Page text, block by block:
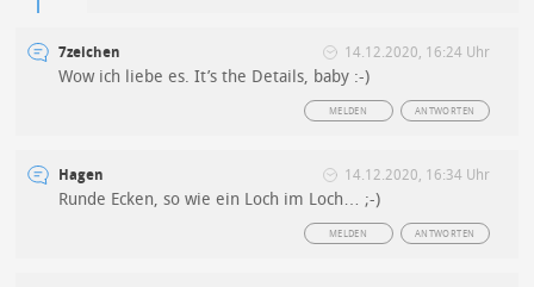
7zeichen 14.12.2020, 16:24 Uhr
Wow ich liebe es. It’s the Details, baby :-)
ANTWORTEN
MELDEN
Hagen 14.12.2020, 16:34 Uhr
Runde Ecken, so wie ein Loch im Loch… ;-)
ANTWORTEN
MELDEN